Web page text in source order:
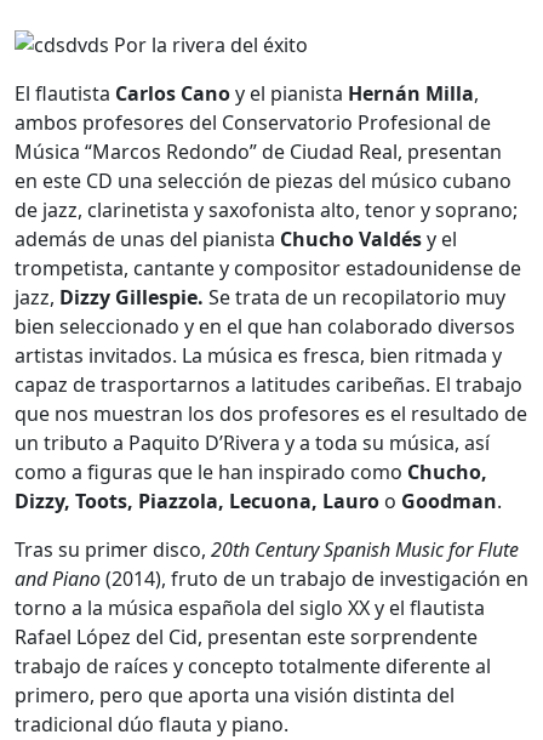
El flautista Carlos Canoy el pianista Hernán Milla,
ambos profesores del Conservatorio Profesional de
Música “Marcos Redondo” de Ciudad Real, presentan
en este CD una selección de piezas del músico cubano
de jazz, clarinetista y saxofonista alto, tenor y soprano;
además de unas del pianista Chucho Valdésy el
trompetista, cantante y compositor estadounidense de
jazz, Dizzy Gillespie. Se trata de un recopilatorio muy
bien seleccionado y en el que han colaborado diversos
artistas invitados. La música es fresca, bien ritmada y
capaz de trasportarnos a latitudes caribeñas. El trabajo
que nos muestran los dos profesores es el resultado de
un tributo a Paquito D’Rivera y a toda su música, así
como a figuras que le han inspirado como Chucho,
Dizzy, Toots, Piazzola, Lecuona, Lauro o Goodman.
Tras su primer disco, 20th Century Spanish Music for Flute
and Piano(2014), fruto de un trabajo de investigación en
torno a la música española del siglo XX y el flautista
Rafael López del Cid, presentan este sorprendente
trabajo de raíces y concepto totalmente diferente al
primero, pero que aporta una visión distinta del
tradicional dúo flauta y piano.